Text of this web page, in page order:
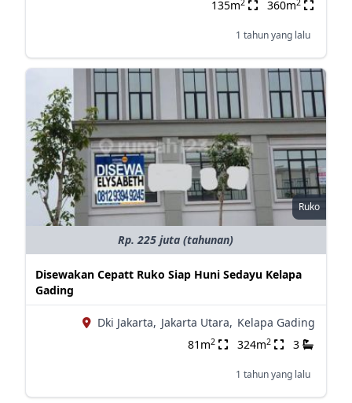
135m 360m
1 tahun yang lalu
Ruko
Rp. 225 juta (tahunan)
Disewakan Cepatt Ruko Siap Huni Sedayu Kelapa
Gading
Dki Jakarta, Jakarta Utara, Kelapa Gading
81m2 324m2 3
1 tahun yang lalu